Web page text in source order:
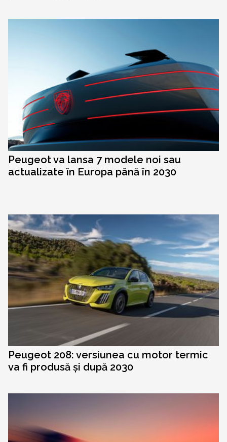
Peugeot va lansa 7 modele noi sau
actualizate în Europa până în 2030
Peugeot 208: versiunea cu motor termic
va fi produsă și după 2030